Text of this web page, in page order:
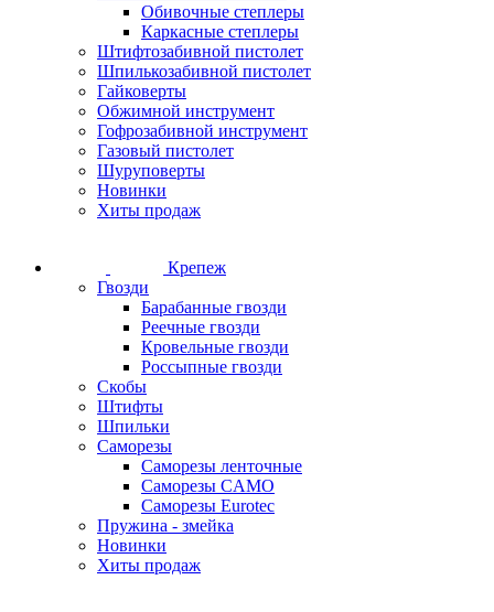
Обивочные степлеры
Каркасные степлеры
Штифтозабивной пистолет
Шпилькозабивной пистолет
Гайковерты
Обжимной инструмент
Гофрозабивной инструмент
Газовый пистолет
Шуруповерты
Новинки
Хиты продаж
Крепеж
Гвозди
Барабанные гвозди
Реечные гвозди
Кровельные гвозди
Россыпные гвозди
Скобы
Штифты
Шпильки
Саморезы
Саморезы ленточные
Саморезы CAMO
Саморезы Eurotec
Пружина - змейка
Новинки
Хиты продаж